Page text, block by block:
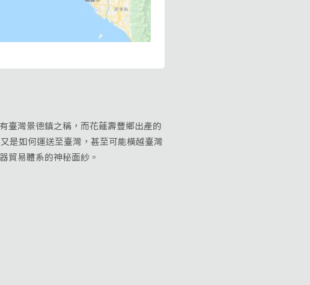
灣景德鎮之稱，而花蓮壽豐鄉出產的
是如何運送至臺灣，甚至可能橫越臺灣
貿易體系的神秘面紗。